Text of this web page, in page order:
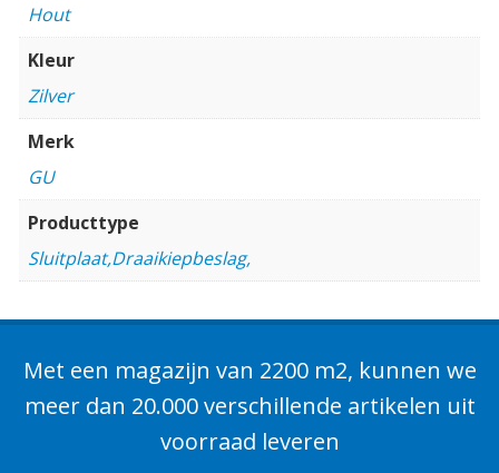
Hout
Kleur
Zilver
Merk
GU
Producttype
Sluitplaat,Draaikiepbeslag,
Met een magazijn van 2200 m2, kunnen we
meer dan 20.000 verschillende artikelen uit
voorraad leveren